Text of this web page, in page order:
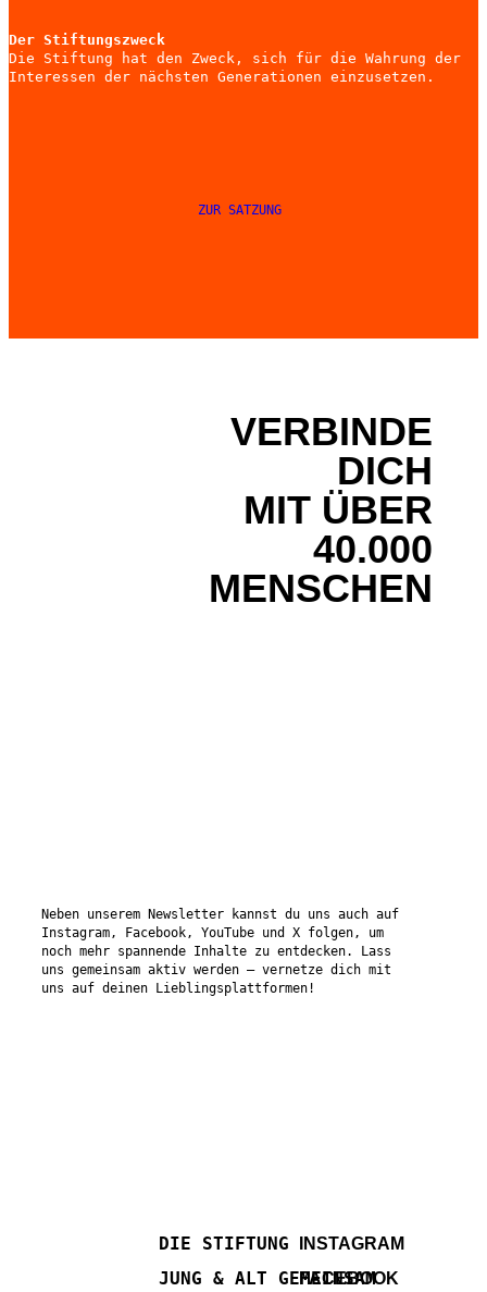
Der Stiftungszweck
Die Stiftung hat den Zweck, sich für die Wahrung der
Interessen der nächsten Generationen einzusetzen.
ZUR SATZUNG
VERBINDE
DICH
MIT ÜBER
40.000
MENSCHEN
Neben unserem Newsletter kannst du uns auch auf
Instagram, Facebook, YouTube und X folgen, um
noch mehr spannende Inhalte zu entdecken. Lass
uns gemeinsam aktiv werden – vernetze dich mit
uns auf deinen Lieblingsplattformen!
DIE STIFTUNG
JUNG & ALT GEMEINSAM
INSTAGRAM
FACEBOOK